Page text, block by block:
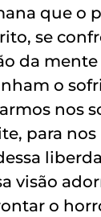
que o
se
da
o
nos
para nos
visão
o